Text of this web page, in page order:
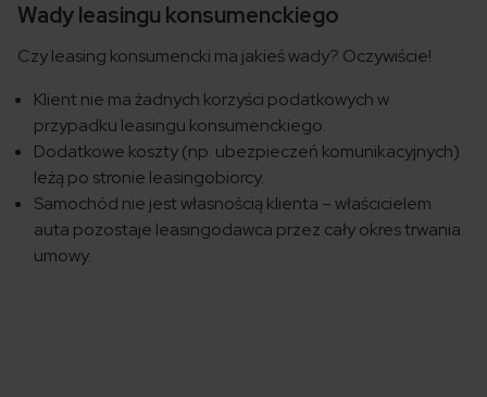
Wady leasingu konsumenckiego
Czy leasing konsumencki ma jakieś wady? Oczywiście!
Klient nie ma żadnych korzyści podatkowych w
przypadku leasingu konsumenckiego.
Dodatkowe koszty (np. ubezpieczeń komunikacyjnych)
leżą po stronie leasingobiorcy.
Samochód nie jest własnością klienta – właścicielem
auta pozostaje leasingodawca przez cały okres trwania
umowy.